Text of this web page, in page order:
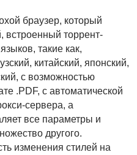
браузер, который
встроенный торрент-
такие как,
китайский, японский,
с возможностью
.PDF, с автоматической
сервера, а
все параметры и
другого.
изменения стилей на